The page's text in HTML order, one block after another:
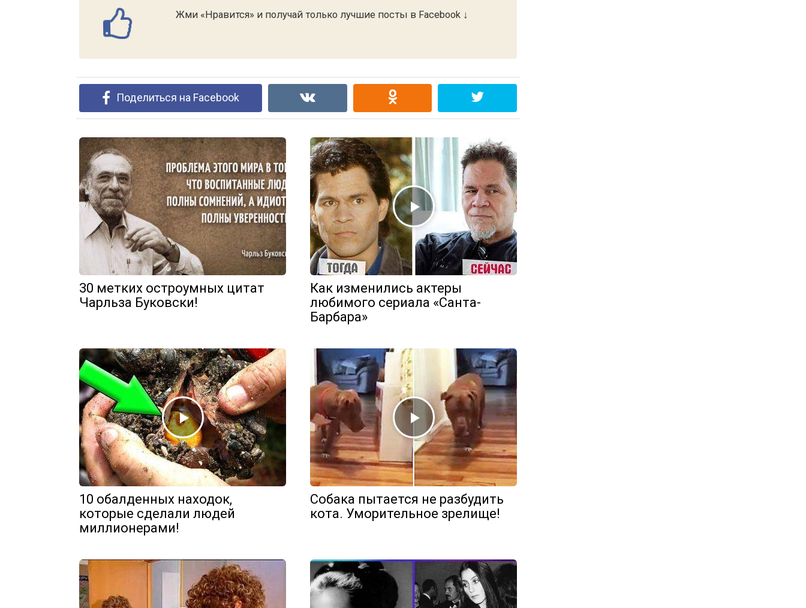
Жми «Нравится» и получай только лучшие посты в Facebook ↓
Поделиться на Facebook
30 метких остроумных цитат
Чарльза Буковски!
Как изменились актеры
любимого сериала «Санта-
Барбара»
10 обалденных находок,
которые сделали людей
миллионерами!
Собака пытается не разбудить
кота. Уморительное зрелище!